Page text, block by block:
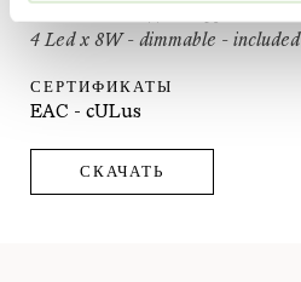
4 Led x 8W - dimmable - included
СЕРТИФИКАТЫ
EAC - cULus
СКАЧАТЬ